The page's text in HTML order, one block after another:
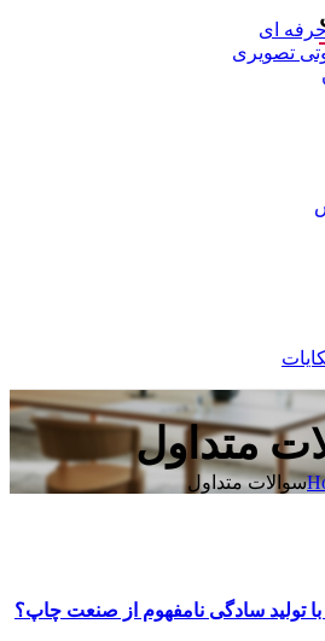
ای
تصویری
متداول
سوالات متداول
تولید سادگی نامفهوم از صنعت چاپ؟